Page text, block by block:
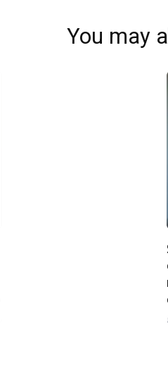
You may